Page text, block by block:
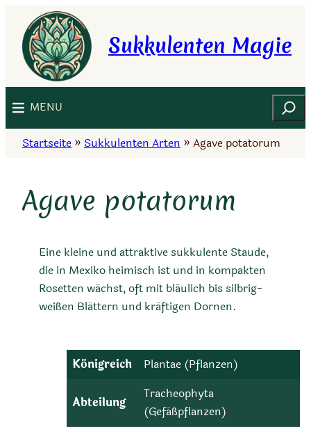
Inhalt
springen
Sukkulenten Magie
MENU Suchen
Startseite » Sukkulenten Arten » Agave potatorum
Agave potatorum
Eine kleine und attraktive sukkulente Staude,
die in Mexiko heimisch ist und in kompakten
Rosetten wächst, oft mit bläulich bis silbrig-
weißen Blättern und kräftigen Dornen.
Königreich Plantae (Pflanzen)
Abteilung
Tracheophyta
(Gefäßpflanzen)